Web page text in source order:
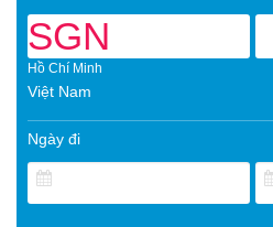
SGN
Hồ Chí Minh
Việt Nam
Ngày đi